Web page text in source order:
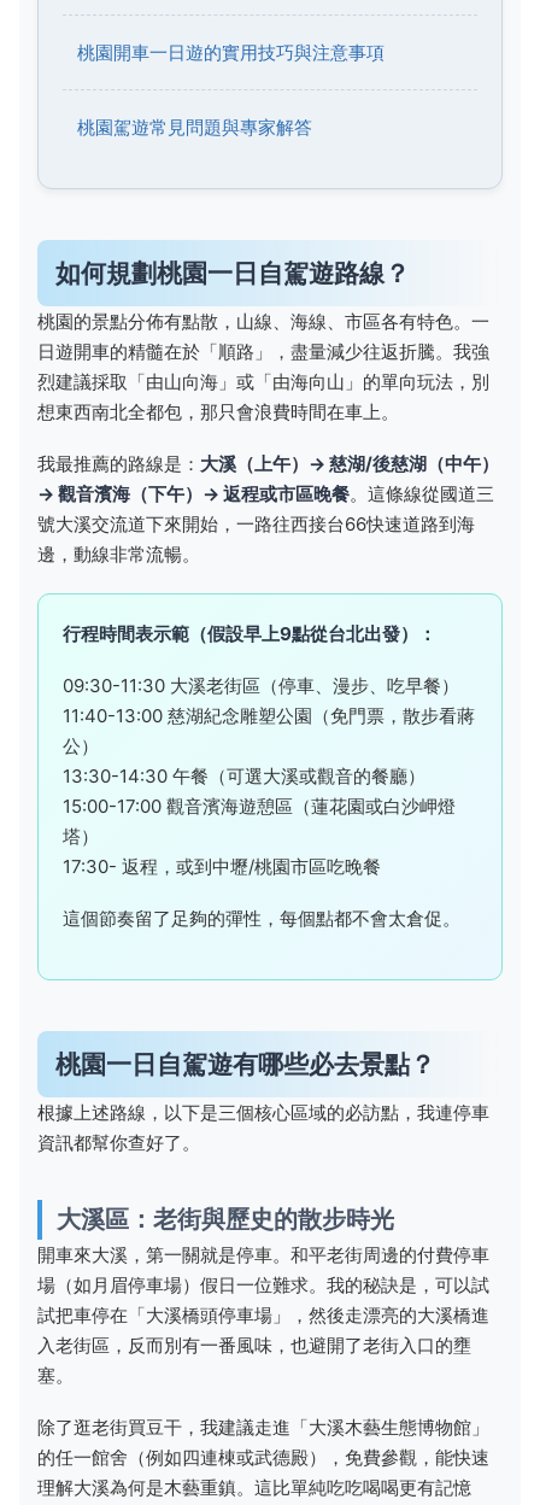
桃園開車一日遊的實用技巧與注意事項
桃園駕遊常見問題與專家解答
如何規劃桃園一日自駕遊路線？
桃園的景點分佈有點散，山線、海線、市區各有特色。一
日遊開車的精髓在於「順路」，盡量減少往返折騰。我強
烈建議採取「由山向海」或「由海向山」的單向玩法，別
想東西南北全都包，那只會浪費時間在車上。
我最推薦的路線是： 大溪（上午）→ 慈湖/後慈湖（中午）
→ 觀音濱海（下午）→ 返程或市區晚餐。這條線從國道三
號大溪交流道下來開始，一路往西接台66快速道路到海
邊，動線非常流暢。
行程時間表示範（假設早上9點從台北出發）：
09:30-11:30 大溪老街區（停車、漫步、吃早餐）
11:40-13:00 慈湖紀念雕塑公園（免門票，散步看蔣
公）
13:30-14:30 午餐（可選大溪或觀音的餐廳）
15:00-17:00 觀音濱海遊憩區（蓮花園或白沙岬燈
塔）
17:30- 返程，或到中壢/桃園市區吃晚餐
這個節奏留了足夠的彈性，每個點都不會太倉促。
桃園一日自駕遊有哪些必去景點？
根據上述路線，以下是三個核心區域的必訪點，我連停車
資訊都幫你查好了。
大溪區：老街與歷史的散步時光
開車來大溪，第一關就是停車。和平老街周邊的付費停車
場（如月眉停車場）假日一位難求。我的秘訣是，可以試
試把車停在「大溪橋頭停車場」，然後走漂亮的大溪橋進
入老街區，反而別有一番風味，也避開了老街入口的壅
塞。
除了逛老街買豆干，我建議走進「大溪木藝生態博物館」
的任一館舍（例如四連棟或武德殿），免費參觀，能快速
理解大溪為何是木藝重鎮。這比單純吃吃喝喝更有記憶